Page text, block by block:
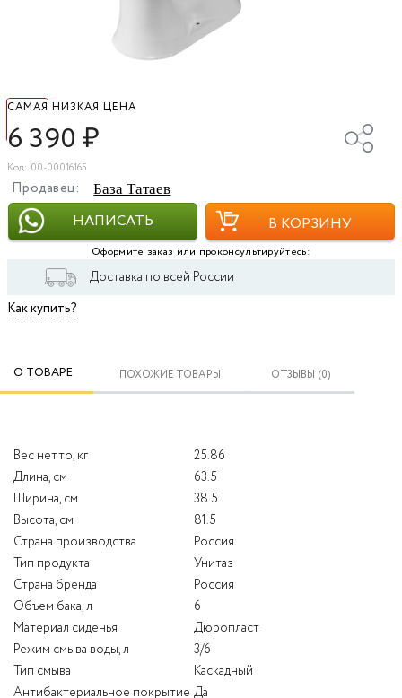
САМАЯ НИЗКАЯ ЦЕНА
6 390₽
Код: 00-00016165
Продавец: База Татаев
НАПИСАТЬ В КОРЗИНУ
Оформите заказ или проконсультируйтесь:
Доставка по всей России
Как купить?
О ТОВАРЕ ПОХОЖИЕ ТОВАРЫ ОТЗЫВЫ (0)
Вес нетто, кг
25.86
Длина, см
63.5
Ширина, см
38.5
Высота, см
81.5
Страна производства
Россия
Тип продукта
Унитаз
Страна бренда
Россия
Объем бака, л
6
Материал сиденья
Дюропласт
Режим смыва воды, л
3/6
Тип смыва
Каскадный
Антибактериальное покрытие Да